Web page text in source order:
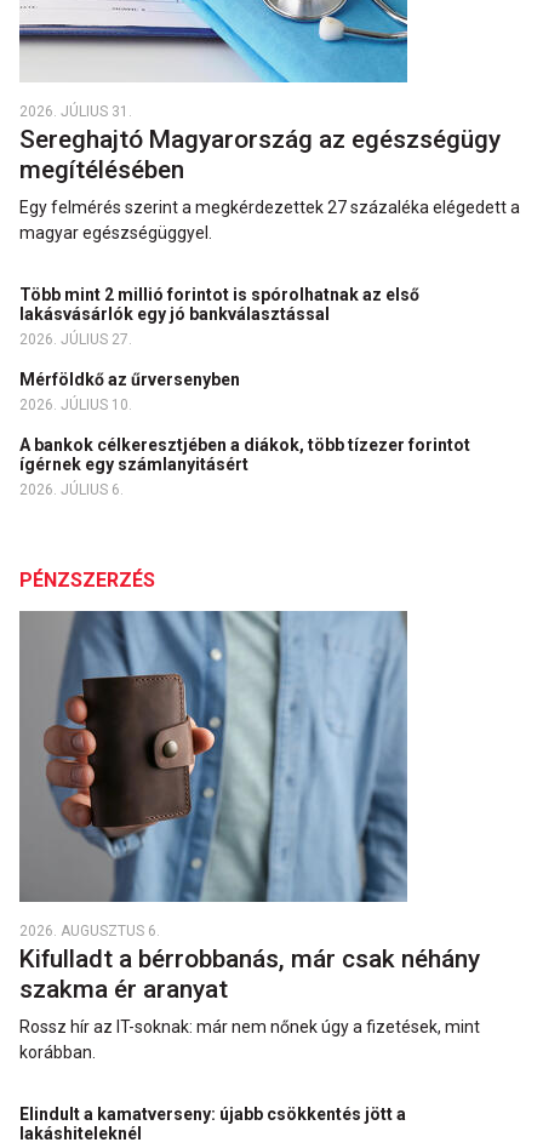
2026. JÚLIUS 31.
Sereghajtó Magyarország az egészségügy
megítélésében
Egy felmérés szerint a megkérdezettek 27 százaléka elégedett a
magyar egészségüggyel.
Több mint 2 millió forintot is spórolhatnak az első
lakásvásárlók egy jó bankválasztással
2026. JÚLIUS 27.
Mérföldkő az űrversenyben
2026. JÚLIUS 10.
A bankok célkeresztjében a diákok, több tízezer forintot
ígérnek egy számlanyitásért
2026. JÚLIUS 6.
PÉNZSZERZÉS
2026. AUGUSZTUS 6.
Kifulladt a bérrobbanás, már csak néhány
szakma ér aranyat
Rossz hír az IT-soknak: már nem nőnek úgy a fizetések, mint
korábban.
Elindult a kamatverseny: újabb csökkentés jött a
lakáshiteleknél